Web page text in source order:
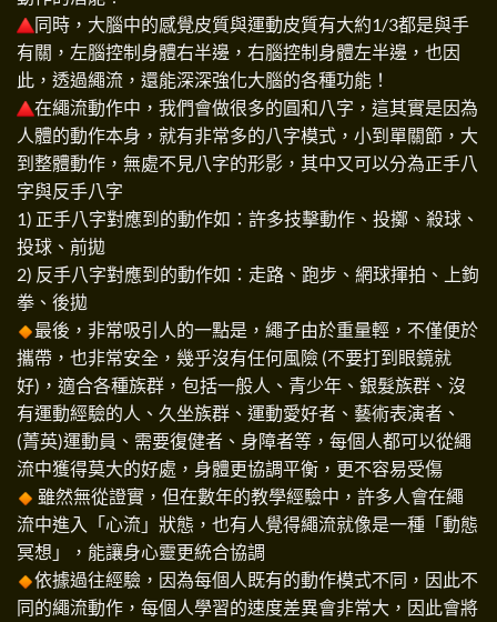
同時，大腦中的感覺皮質與運動皮質有大約1/3都是與手
有關，左腦控制身體右半邊，右腦控制身體左半邊，也因
此，透過繩流，還能深深強化大腦的各種功能！
在繩流動作中，我們會做很多的圓和八字，這其實是因為
人體的動作本身，就有非常多的八字模式，小到單關節，大
到整體動作，無處不見八字的形影，其中又可以分為正手八
字與反手八字
1) 正手八字對應到的動作如：許多技擊動作、投擲、殺球、
投球、前拋
2) 反手八字對應到的動作如：走路、跑步、網球揮拍、上鉤
拳、後拋
最後，非常吸引人的一點是，繩子由於重量輕，不僅便於
攜帶，也非常安全，幾乎沒有任何風險 (不要打到眼鏡就
好)，適合各種族群，包括一般人、青少年、銀髮族群、沒
有運動經驗的人、久坐族群、運動愛好者、藝術表演者、
(菁英)運動員、需要復健者、身障者等，每個人都可以從繩
流中獲得莫大的好處，身體更協調平衡，更不容易受傷
雖然無從證實，但在數年的教學經驗中，許多人會在繩
流中進入「心流」狀態，也有人覺得繩流就像是一種「動態
冥想」，能讓身心靈更統合協調
依據過往經驗，因為每個人既有的動作模式不同，因此不
同的繩流動作，每個人學習的速度差異會非常大，因此會將